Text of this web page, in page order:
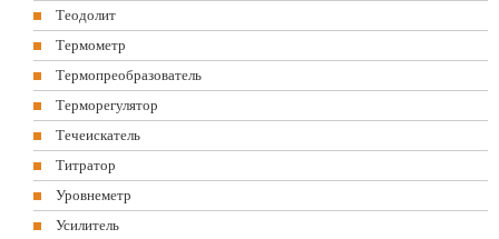
Теодолит
Термометр
Термопреобразователь
Терморегулятор
Течеискатель
Титратор
Уровнеметр
Усилитель